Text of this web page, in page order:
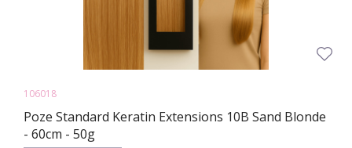
106018
Poze Standard Keratin Extensions 10B Sand Blonde
- 60cm - 50g